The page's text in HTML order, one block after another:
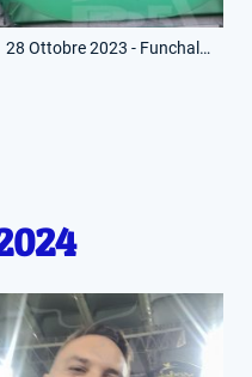
28 Ottobre 2023 - Funchal - Seggiolino Estadio dos Barreiros